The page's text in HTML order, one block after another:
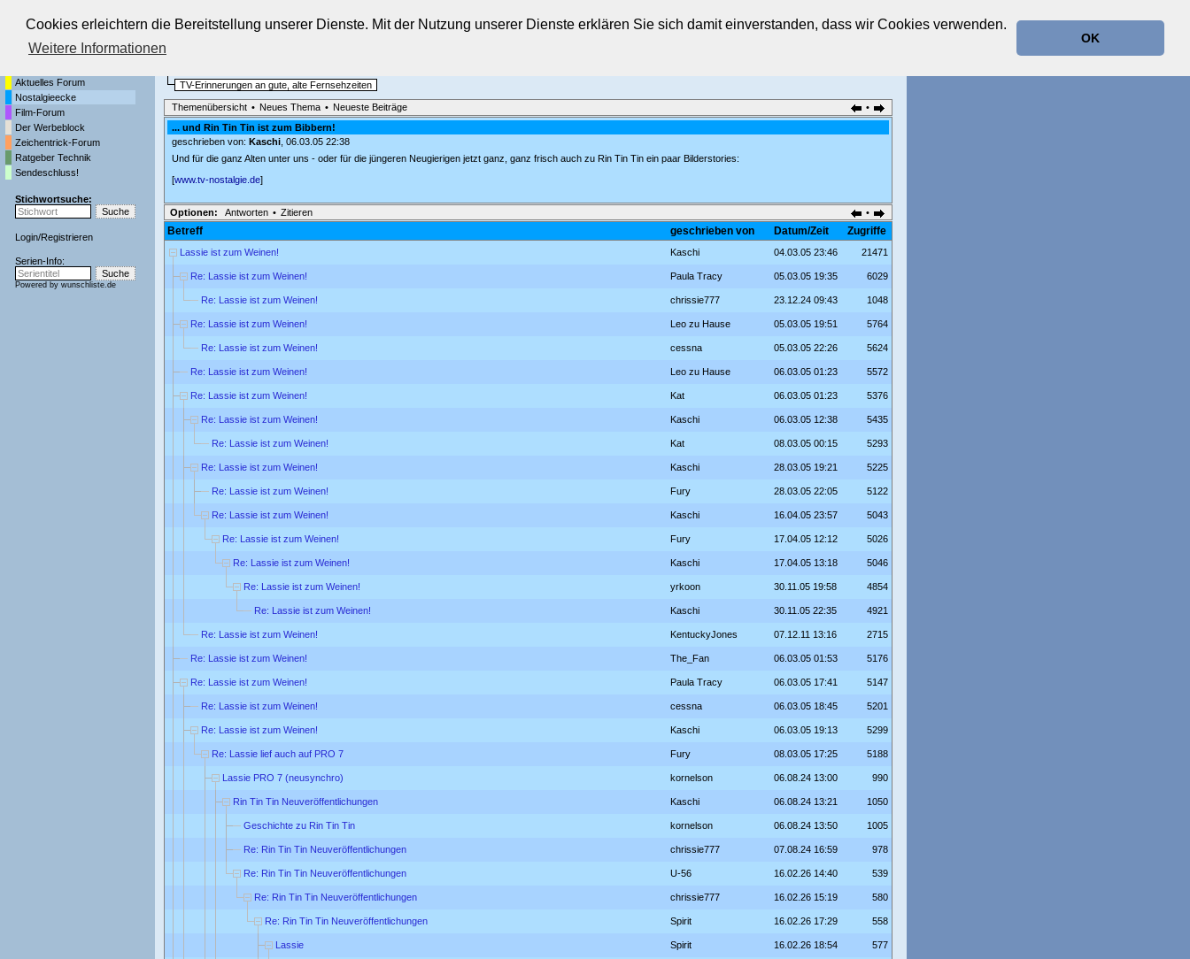
Cookies erleichtern die Bereitstellung unserer Dienste. Mit der Nutzung unserer Dienste erklären Sie sich damit einverstanden, dass wir Cookies verwenden.
Weitere Informationen
OK
Die Fernseh-Diskussionsforen von
Aktuelles Forum
Nostalgieecke
Film-Forum
Der Werbeblock
Zeichentrick-Forum
Ratgeber Technik
Sendeschluss!
Stichwortsuche:
Login/Registrieren
Serien-Info:
Powered by wunschliste.de
TV-Erinnerungen an gute, alte Fernsehzeiten
Themenübersicht • Neues Thema • Neueste Beiträge
•
... und Rin Tin Tin ist zum Bibbern!
geschrieben von: Kaschi, 06.03.05 22:38
Und für die ganz Alten unter uns - oder für die jüngeren Neugierigen jetzt ganz, ganz frisch auch zu Rin Tin Tin ein paar Bilderstories:
[www.tv-nostalgie.de]
•
Optionen: Antworten • Zitieren
Betreff geschrieben von Datum/Zeit Zugriffe
Lassie ist zum Weinen! Kaschi 04.03.05 23:46 21471
Re: Lassie ist zum Weinen! Paula Tracy 05.03.05 19:35 6029
Re: Lassie ist zum Weinen! chrissie777 23.12.24 09:43 1048
Re: Lassie ist zum Weinen! Leo zu Hause 05.03.05 19:51 5764
Re: Lassie ist zum Weinen! cessna 05.03.05 22:26 5624
Re: Lassie ist zum Weinen! Leo zu Hause 06.03.05 01:23 5572
Re: Lassie ist zum Weinen! Kat 06.03.05 01:23 5376
Re: Lassie ist zum Weinen! Kaschi 06.03.05 12:38 5435
Re: Lassie ist zum Weinen! Kat 08.03.05 00:15 5293
Re: Lassie ist zum Weinen! Kaschi 28.03.05 19:21 5225
Re: Lassie ist zum Weinen! Fury 28.03.05 22:05 5122
Re: Lassie ist zum Weinen! Kaschi 16.04.05 23:57 5043
Re: Lassie ist zum Weinen! Fury 17.04.05 12:12 5026
Re: Lassie ist zum Weinen! Kaschi 17.04.05 13:18 5046
Re: Lassie ist zum Weinen! yrkoon 30.11.05 19:58 4854
Re: Lassie ist zum Weinen! Kaschi 30.11.05 22:35 4921
Re: Lassie ist zum Weinen! KentuckyJones 07.12.11 13:16 2715
Re: Lassie ist zum Weinen! The_Fan 06.03.05 01:53 5176
Re: Lassie ist zum Weinen! Paula Tracy 06.03.05 17:41 5147
Re: Lassie ist zum Weinen! cessna 06.03.05 18:45 5201
Re: Lassie ist zum Weinen! Kaschi 06.03.05 19:13 5299
Re: Lassie lief auch auf PRO 7 Fury 08.03.05 17:25 5188
Lassie PRO 7 (neusynchro) kornelson 06.08.24 13:00 990
Rin Tin Tin Neuveröffentlichungen Kaschi 06.08.24 13:21 1050
Geschichte zu Rin Tin Tin kornelson 06.08.24 13:50 1005
Re: Rin Tin Tin Neuveröffentlichungen chrissie777 07.08.24 16:59 978
Re: Rin Tin Tin Neuveröffentlichungen U-56 16.02.26 14:40 539
Re: Rin Tin Tin Neuveröffentlichungen chrissie777 16.02.26 15:19 580
Re: Rin Tin Tin Neuveröffentlichungen Spirit 16.02.26 17:29 558
Lassie Spirit 16.02.26 18:54 577